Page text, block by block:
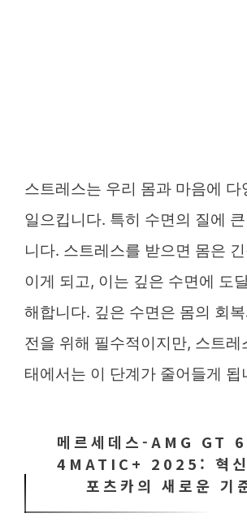
스트레스는 우리 몸과 마음에 다
일으킵니다. 특히 수면의 질에
니다. 스트레스를 받으면 몸은
이게 되고, 이는 깊은 수면에 도
해합니다. 깊은 수면은 몸의 회
전을 위해 필수적이지만, 스트레
태에서는 이 단계가 줄어들게 됩
메르세데스-AMG GT
4MATIC+ 2025: 혁신
포츠카의 새로운 기